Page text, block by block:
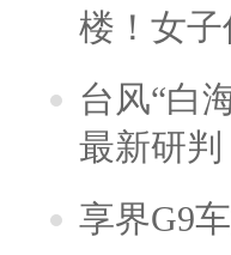
楼！女
台风“白
最新研判
享界G9